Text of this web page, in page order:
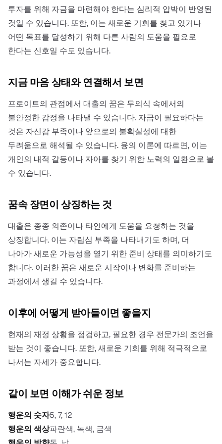
투자를 위해 자금을 마련해야 한다는 심리적 압박이 반영된
것일 수 있습니다. 또한, 이는 새로운 기회를 찾고 있거나
어떤 목표를 달성하기 위해 다른 사람의 도움을 필요로
한다는 신호일 수도 있습니다.
지금 마음 상태와 연결해서 보면
프로이트의 관점에서 대출의 꿈은 무의식 속에서의
불안정한 감정을 나타낼 수 있습니다. 자금이 필요하다는
것은 자신감 부족이나 앞으로의 불확실성에 대한
두려움으로 해석될 수 있습니다. 융의 이론에 따르면, 이는
개인의 내적 갈등이나 자아를 찾기 위한 노력의 일환으로 볼
수 있습니다.
꿈속 장면이 상징하는 것
대출은 종종 의존이나 타인에게 도움을 요청하는 것을
상징합니다. 이는 자립심 부족을 나타내기도 하며, 더
나아가 새로운 가능성을 열기 위한 준비 상태를 의미하기도
합니다. 이러한 꿈은 새로운 시작이나 변화를 준비하는
과정에서 생길 수 있습니다.
이후에 어떻게 받아들이면 좋을지
현재의 재정 상황을 점검하고, 필요한 경우 전문가의 조언을
받는 것이 좋습니다. 또한, 새로운 기회를 위해 적극적으로
나서는 자세가 중요합니다.
같이 보면 이해가 쉬운 정보
행운의 숫자5, 7, 12
행운의 색상파란색, 녹색, 금색